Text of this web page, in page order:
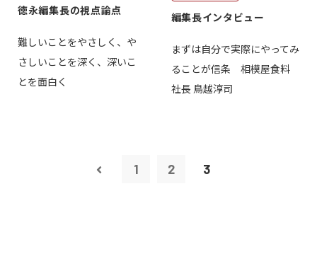
徳永編集長の視点論点
難しいことをやさしく、や
さしいことを深く、深いこ
とを面白く
編集長インタビュー
まずは自分で実際にやってみ
ることが信条 相模屋食料
社長 鳥越淳司
1 2 3